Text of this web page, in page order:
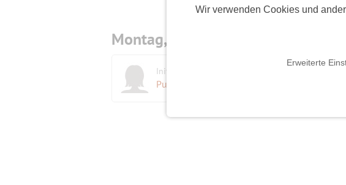
Wir verwenden Cookies und
Erweiterte
Montag,
Initiatorin
Puschi
Stammtisch